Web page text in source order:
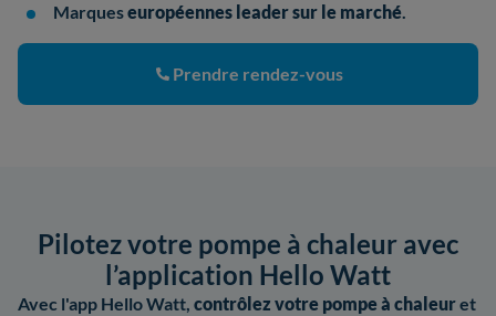
Marqueseuropéennes leader sur le marché.
Prendre rendez-vous
Pilotez votre pompe à chaleur avec
l’application Hello Watt
Avec l'app Hello Watt, contrôlez votre pompe à chaleuret